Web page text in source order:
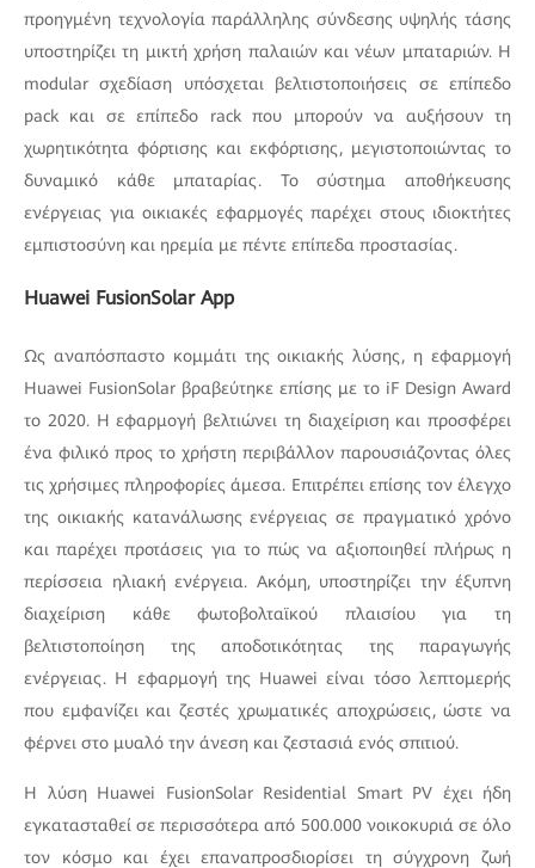
προηγμένη τεχνολογία παράλληλης σύνδεσης υψηλής τάσης
υποστηρίζει τη μικτή χρήση παλαιών και νέων μπαταριών. Η
modular σχεδίαση υπόσχεται βελτιστοποιήσεις σε επίπεδο
pack και σε επίπεδο rack που μπορούν να αυξήσουν τη
χωρητικότητα φόρτισης και εκφόρτισης, μεγιστοποιώντας το
δυναμικό κάθε μπαταρίας. Το σύστημα αποθήκευσης
ενέργειας για οικιακές εφαρμογές παρέχει στους ιδιοκτήτες
εμπιστοσύνη και ηρεμία με πέντε επίπεδα προστασίας.
Huawei FusionSolar App
Ως αναπόσπαστο κομμάτι της οικιακής λύσης, η εφαρμογή
Huawei FusionSolar βραβεύτηκε επίσης με το iF Design Award
το 2020. Η εφαρμογή βελτιώνει τη διαχείριση και προσφέρει
ένα φιλικό προς το χρήστη περιβάλλον παρουσιάζοντας όλες
τις χρήσιμες πληροφορίες άμεσα. Επιτρέπει επίσης τον έλεγχο
της οικιακής κατανάλωσης ενέργειας σε πραγματικό χρόνο
και παρέχει προτάσεις για το πώς να αξιοποιηθεί πλήρως η
περίσσεια ηλιακή ενέργεια. Ακόμη, υποστηρίζει την έξυπνη
διαχείριση κάθε φωτοβολταϊκού πλαισίου για τη
βελτιστοποίηση της αποδοτικότητας της παραγωγής
ενέργειας. Η εφαρμογή της Huawei είναι τόσο λεπτομερής
που εμφανίζει και ζεστές χρωματικές αποχρώσεις, ώστε να
φέρνει στο μυαλό την άνεση και ζεστασιά ενός σπιτιού.
Η λύση Huawei FusionSolar Residential Smart PV έχει ήδη
εγκατασταθεί σε περισσότερα από 500.000 νοικοκυριά σε όλο
τον κόσμο και έχει επαναπροσδιορίσει τη σύγχρονη ζωή